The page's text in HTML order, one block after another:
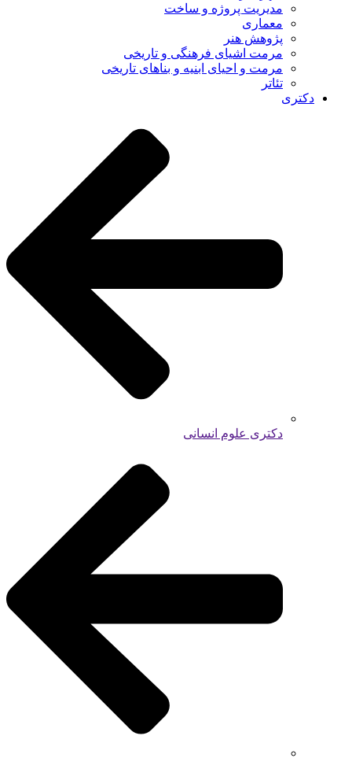
مدیریت پروژه و ساخت
معماری
پژوهش هنر
مرمت اشیای فرهنگی و تاریخی
مرمت و احیای ابنیه و بناهای تاریخی
تئاتر
دکتری
دکتری علوم انسانی